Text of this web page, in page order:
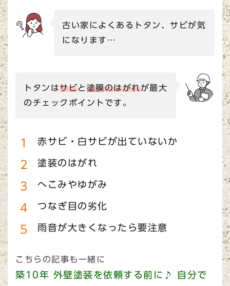
古い家によくあるトタン、サビが気
になります…
トタンはサビと 塗膜のはがれが最大
のチェックポイントです。
赤サビ・白サビが出ていないか
塗装のはがれ
へこみやゆがみ
つなぎ目の劣化
雨音が大きくなったら要注意
こちらの記事も一緒に
築10年 外壁塗装を依頼する前に♪ 自分で